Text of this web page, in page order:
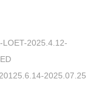
LOET-2025.4.12-
2025.07.25